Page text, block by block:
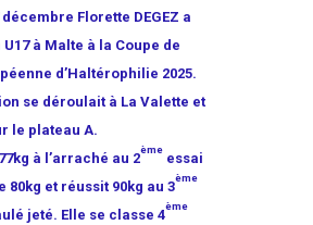
Florette DEGEZ a
à Malte à la Coupe de
d’Haltérophilie 2025.
se déroulait à La Valette et
le plateau A.
à l’arraché au 2
ème
essai
80kg et réussit 90kg au 3
ème
jeté. Elle se classe 4
ème